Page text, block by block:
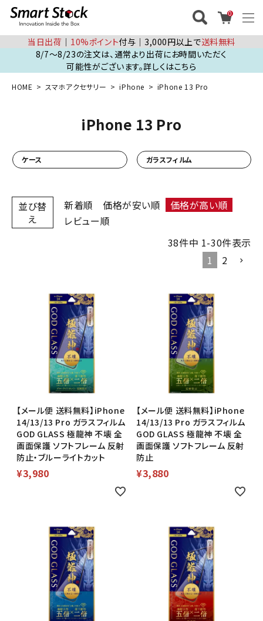
0
当日出荷 │ 10%ポイント付与│3,000円以上で送料無料
8/7～8/23の注文は、通常より出荷にお時間いただく
可能性がございます。詳しくはこちら
HOME スマホアクセサリー iPhone iPhone 13 Pro
iPhone 13 Pro
ケース ガラスフィルム
並び替
え
新着順 価格が安い順
価格が高い順
レビュー順
38件中 1-30件表示
1
2
【メール便 送料無料】iPhone
14/13/13 Pro ガラスフィルム
GOD GLASS 極龍神 不壊 全
画面保護 ソフトフレーム 反射
防止・ブルーライトカット
¥3,980
【メール便 送料無料】iPhone
14/13/13 Pro ガラスフィルム
GOD GLASS 極龍神 不壊 全
画面保護 ソフトフレーム 反射
防止
¥3,880